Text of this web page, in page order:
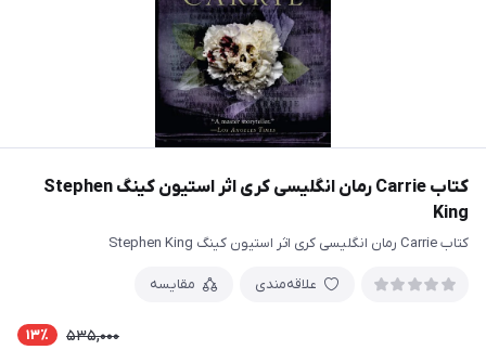
کتاب Carrie رمان انگلیسی کری اثر استیون کینگ Stephen
King
کتاب Carrie رمان انگلیسی کری اثر استیون کینگ Stephen King
علاقه‌مندی مقایسه
535,000 13٪